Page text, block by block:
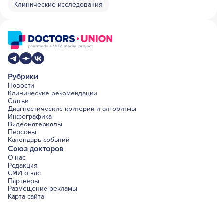
Клинические исследования
Рубрики
Новости
Клинические рекомендации
Статьи
Диагностические критерии и алгоритмы
Инфографика
Видеоматериалы
Персоны
Календарь событий
Союз докторов
О нас
Редакция
СМИ о нас
Партнеры
Размещение рекламы
Карта сайта